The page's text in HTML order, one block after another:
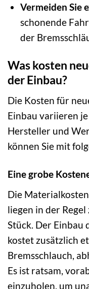
Vermeiden Sie
schonende
der
Was kosten
der Einbau?
Die Kosten für
Einbau variieren
Hersteller und
können Sie mit
Eine grobe
Die
liegen in der
Stück. Der Einbau
kostet zusätzlich
Bremsschlauch,
Es ist ratsam,
einzuholen, um